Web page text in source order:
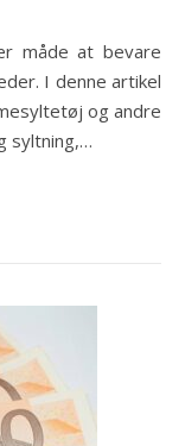
I denne artikel
og andre
syltning,…